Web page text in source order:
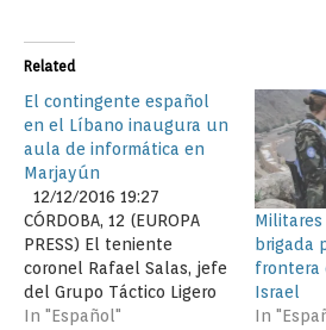
Related
El contingente español
en el Líbano inaugura un
aula de informática en
Marjayún
12/12/2016 19:27
CÓRDOBA, 12 (EUROPA
PRESS) El teniente
coronel Rafael Salas, jefe
del Grupo Táctico Ligero
Protegido, que forma
In "Español"
brigada
frontera
Israel
In